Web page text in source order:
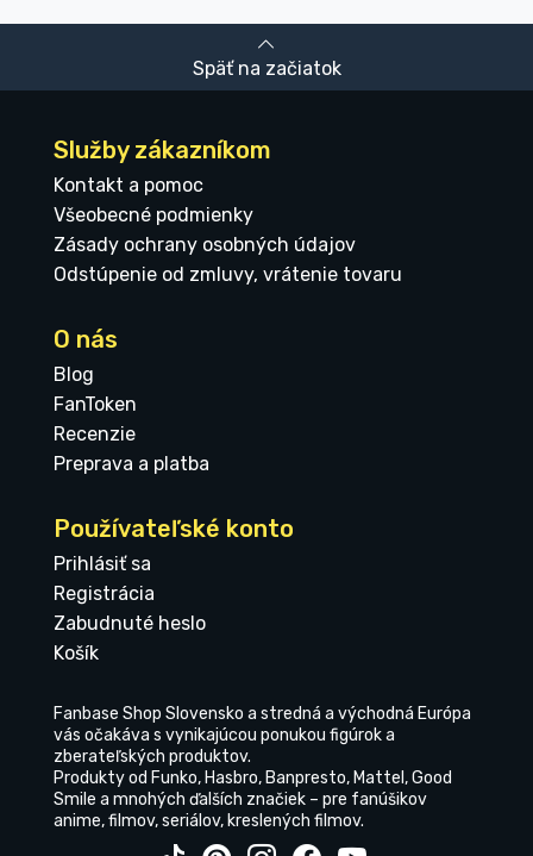
Späť na začiatok
Služby zákazníkom
Kontakt a pomoc
Všeobecné podmienky
Zásady ochrany osobných údajov
Odstúpenie od zmluvy, vrátenie tovaru
O nás
Blog
FanToken
Recenzie
Preprava a platba
Používateľské konto
Prihlásiť sa
Registrácia
Zabudnuté heslo
Košík
Fanbase Shop Slovensko a stredná a východná Európa
vás očakáva s vynikajúcou ponukou figúrok a
zberateľských produktov.
Produkty od Funko, Hasbro, Banpresto, Mattel, Good
Smile a mnohých ďalších značiek – pre fanúšikov
anime, filmov, seriálov, kreslených filmov.